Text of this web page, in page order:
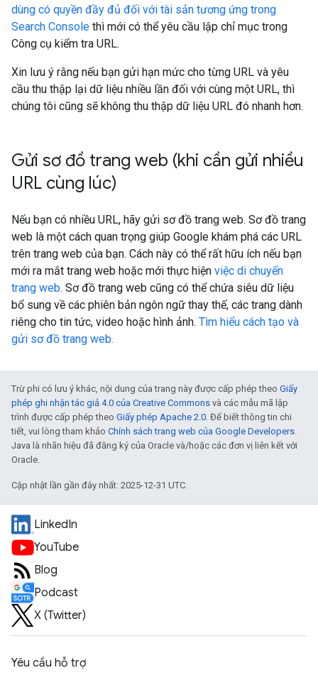
dùng có quyền đầy đủ đối với tài sản tương ứng trong
Search Console thì mới có thể yêu cầu lập chỉ mục trong
Công cụ kiểm tra URL.
Xin lưu ý rằng nếu bạn gửi hạn mức cho từng URL và yêu
cầu thu thập lại dữ liệu nhiều lần đối với cùng một URL, thì
chúng tôi cũng sẽ không thu thập dữ liệu URL đó nhanh hơn.
Gửi sơ đồ trang web (khi cần gửi nhiều
URL cùng lúc)
Nếu bạn có nhiều URL, hãy gửi sơ đồ trang web. Sơ đồ trang
web là một cách quan trọng giúp Google khám phá các URL
trên trang web của bạn. Cách này có thể rất hữu ích nếu bạn
mới ra mắt trang web hoặc mới thực hiện việc di chuyển
trang web. Sơ đồ trang web cũng có thể chứa siêu dữ liệu
bổ sung về các phiên bản ngôn ngữ thay thế, các trang dành
riêng cho tin tức, video hoặc hình ảnh. Tìm hiểu cách tạo và
gửi sơ đồ trang web.
Trừ phi có lưu ý khác, nội dung của trang này được cấp phép theo Giấy
phép ghi nhận tác giả 4.0 của Creative Commons và các mẫu mã lập
trình được cấp phép theo Giấy phép Apache 2.0. Để biết thông tin chi
tiết, vui lòng tham khảo Chính sách trang web của Google Developers.
Java là nhãn hiệu đã đăng ký của Oracle và/hoặc các đơn vị liên kết với
Oracle.
Cập nhật lần gần đây nhất: 2025-12-31 UTC.
LinkedIn
YouTube
Blog
Podcast
X (Twitter)
Yêu cầu hỗ trợ